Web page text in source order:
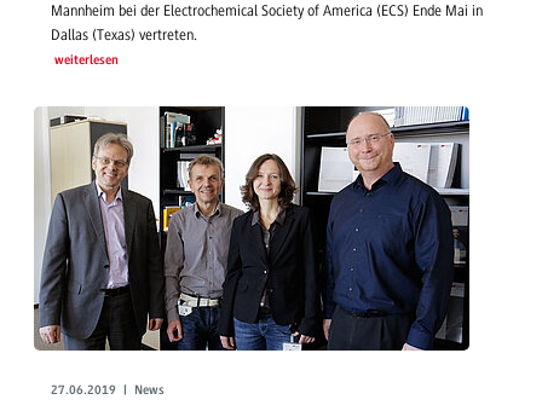
Mannheim bei der Electrochemical Society of America (ECS) Ende Mai in
Dallas (Texas) vertreten.
weiterlesen
27.06.2019 | News